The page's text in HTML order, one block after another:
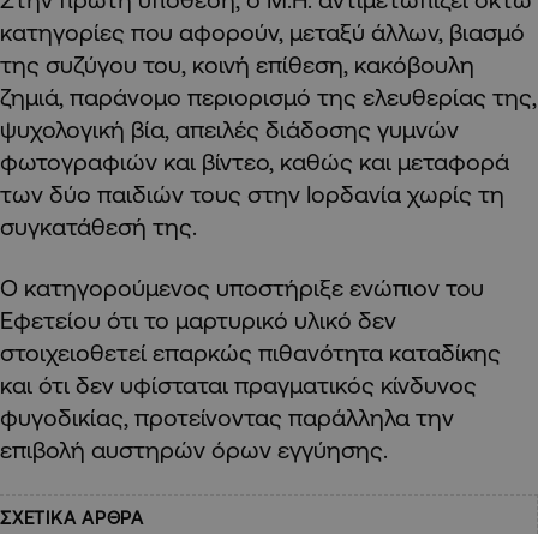
κατηγορίες που αφορούν, μεταξύ άλλων, βιασμό
της συζύγου του, κοινή επίθεση, κακόβουλη
ζημιά, παράνομο περιορισμό της ελευθερίας της,
ψυχολογική βία, απειλές διάδοσης γυμνών
φωτογραφιών και βίντεο, καθώς και μεταφορά
των δύο παιδιών τους στην Ιορδανία χωρίς τη
συγκατάθεσή της.
Ο κατηγορούμενος υποστήριξε ενώπιον του
Εφετείου ότι το μαρτυρικό υλικό δεν
στοιχειοθετεί επαρκώς πιθανότητα καταδίκης
και ότι δεν υφίσταται πραγματικός κίνδυνος
φυγοδικίας, προτείνοντας παράλληλα την
επιβολή αυστηρών όρων εγγύησης.
ΣΧΕΤΙΚΑ ΑΡΘΡΑ